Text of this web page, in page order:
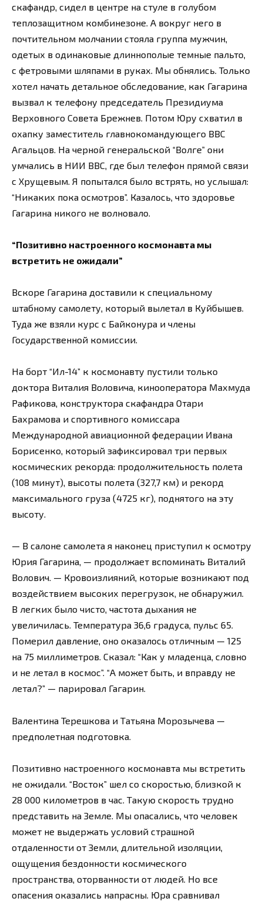
скафандр, сидел в центре на стуле в голубом
теплозащитном комбинезоне. А вокруг него в
почтительном молчании стояла группа мужчин,
одетых в одинаковые длиннополые темные пальто,
с фетровыми шляпами в руках. Мы обнялись. Только
хотел начать детальное обследование, как Гагарина
вызвал к телефону председатель Президиума
Верховного Совета Брежнев. Потом Юру схватил в
охапку заместитель главнокомандующего ВВС
Агальцов. На черной генеральской “Волге” они
умчались в НИИ ВВС, где был телефон прямой связи
с Хрущевым. Я попытался было встрять, но услышал:
“Никаких пока осмотров”. Казалось, что здоровье
Гагарина никого не волновало.
“Позитивно настроенного космонавта мы
встретить не ожидали”
Вскоре Гагарина доставили к специальному
штабному самолету, который вылетал в Куйбышев.
Туда же взяли курс с Байконура и члены
Государственной комиссии.
На борт “Ил-14” к космонавту пустили только
доктора Виталия Воловича, кинооператора Махмуда
Рафикова, конструктора скафандра Отари
Бахрамова и спортивного комиссара
Международной авиационной федерации Ивана
Борисенко, который зафиксировал три первых
космических рекорда: продолжительность полета
(108 минут), высоты полета (327,7 км) и рекорд
максимального груза (4725 кг), поднятого на эту
высоту.
— В салоне самолета я наконец приступил к осмотру
Юрия Гагарина, — продолжает вспоминать Виталий
Волович. — Кровоизлияний, которые возникают под
воздействием высоких перегрузок, не обнаружил.
В легких было чисто, частота дыхания не
увеличилась. Температура 36,6 градуса, пульс 65.
Померил давление, оно оказалось отличным — 125
на 75 миллиметров. Сказал: “Как у младенца, словно
и не летал в космос”. “А может быть, и вправду не
летал?” — парировал Гагарин.
Валентина Терешкова и Татьяна Морозычева —
предполетная подготовка.
Позитивно настроенного космонавта мы встретить
не ожидали. “Восток” шел со скоростью, близкой к
28 000 километров в час. Такую скорость трудно
представить на Земле. Мы опасались, что человек
может не выдержать условий страшной
отдаленности от Земли, длительной изоляции,
ощущения бездонности космического
пространства, оторванности от людей. Но все
опасения оказались напрасны. Юра сравнивал